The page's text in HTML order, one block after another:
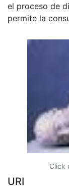
el proceso de
permite la
Click
URI